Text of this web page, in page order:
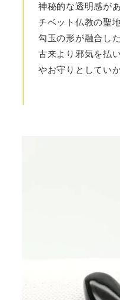
神秘的な透明感が
チベット仏教の聖
勾玉の形が融合し
古来より邪気を払
やお守りとしてい